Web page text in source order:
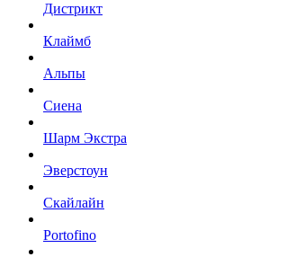
Дистрикт
Клаймб
Альпы
Сиена
Шарм Экстра
Эверстоун
Скайлайн
Portofino